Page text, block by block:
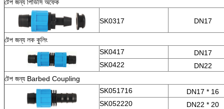
টেপ জন্য পিভিসি অফেক
SK0317 DN17
টেপ জন্য লক কুলিং
SK0417
DN17
SK0422
DN22
টেপ জন্য Barbed Coupling
SK051716
DN17 * 16
SK052220
DN22 * 20